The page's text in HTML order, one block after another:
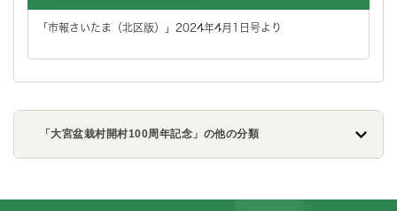
「市報さいたま（北区版）」2024年4月1日号より
「大宮盆栽村開村100周年記念」の他の分類